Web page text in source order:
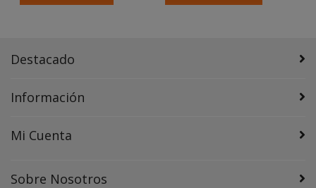
Destacado
Información
Mi Cuenta
Sobre Nosotros